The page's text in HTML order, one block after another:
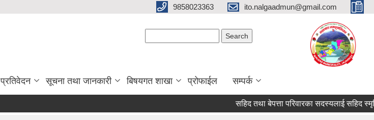
9858023363 ito.nalgaadmun@gmail.com
प्रतिवेदन सूचना तथा जानकारी बिषयगत शाखा प्रोफाईल सम्पर्क
सहिद तथा बेपत्ता परिवारका सदस्यलाई सहिद स्मृति